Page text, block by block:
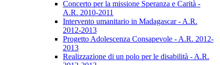
Concerto per la missione Speranza e Carità -
A.R. 2010-2011
Intervento umanitario in Madagascar - A.R.
2012-2013
Progetto Adolescenza Consapevole - A.R. 2012-
2013
Realizzazione di un polo per le disabilità - A.R.